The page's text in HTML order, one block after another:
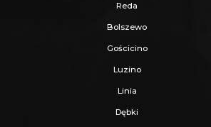
Reda
Bolszewo
Gościcino
Luzino
Linia
Dębki